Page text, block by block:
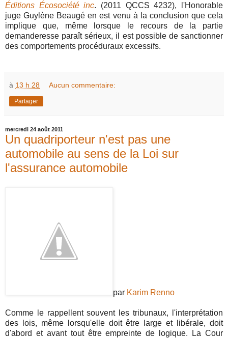
Éditions Écosociété inc. (2011 QCCS 4232), l'Honorable
juge Guylène Beaugé en est venu à la conclusion que cela
implique que, même lorsque le recours de la partie
demanderesse paraît sérieux, il est possible de sanctionner
des comportements procéduraux excessifs.
à 13 h 28 Aucun commentaire:
Partager
mercredi 24 août 2011
Un quadriporteur n'est pas une
automobile au sens de la Loi sur
l'assurance automobile
par Karim Renno
Comme le rappellent souvent les tribunaux, l'interprétation
des lois, même lorsqu'elle doit être large et libérale, doit
d'abord et avant tout être empreinte de logique. La Cour